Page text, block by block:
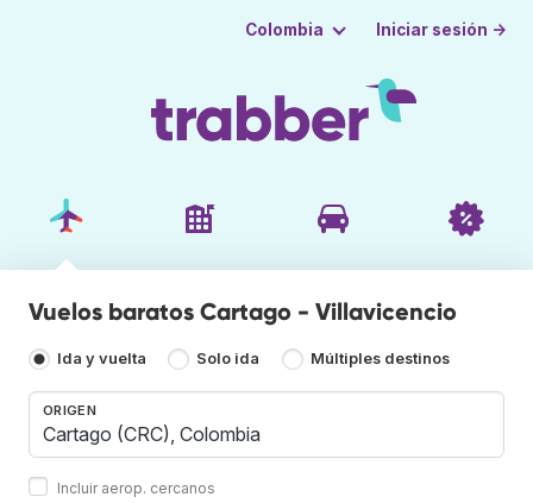
Colombia Iniciar sesión →
Vuelos baratos Cartago - Villavicencio
Ida y vuelta Solo ida Múltiples destinos
ORIGEN
Incluir aerop. cercanos